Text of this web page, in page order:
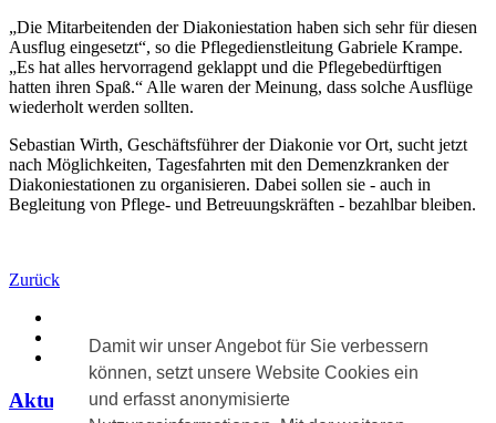
Damit wir unser Angebot für Sie verbessern
können, setzt unsere Website Cookies ein
und erfasst anonymisierte
„Die Mitarbeitenden der Diakoniestation haben sich sehr für diesen
Ausflug eingesetzt“, so die Pflegedienstleitung Gabriele Krampe.
„Es hat alles hervorragend geklappt und die Pflegebedürftigen
hatten ihren Spaß.“ Alle waren der Meinung, dass solche Ausflüge
wiederholt werden sollten.
Sebastian Wirth, Geschäftsführer der Diakonie vor Ort, sucht jetzt
nach Möglichkeiten, Tagesfahrten mit den Demenzkranken der
Diakoniestationen zu organisieren. Dabei sollen sie - auch in
Begleitung von Pflege- und Betreuungskräften - bezahlbar bleiben.
Zurück
Aktuelles
›
Aktuelle Meldung
Aktuelle Meldungen